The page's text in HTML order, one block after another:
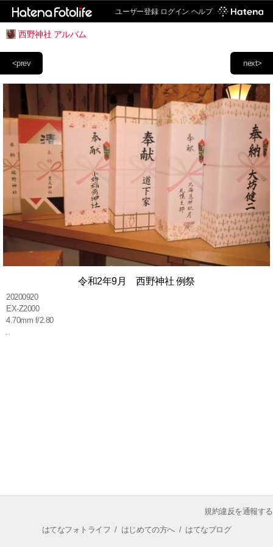
ユーザー登録 ログイン ヘルプ
西野神社 アルバム
next>
<prev
令和2年9月 西野神社 例祭
20200920
EX-Z2000
4.70mm f/2.80
規約違反を通報する
はてなフォトライフ / はじめての方へ/ はてなブログ